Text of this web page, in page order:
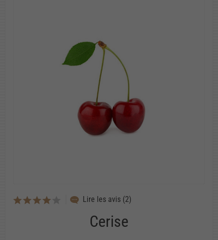
Lire les avis (2)
Cerise